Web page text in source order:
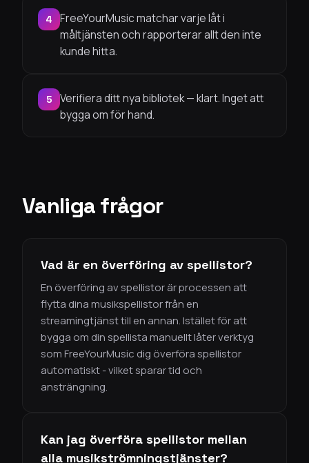
4
FreeYourMusic matchar varje låt i
måltjänsten och rapporterar allt den inte
kunde hitta.
5
Verifiera ditt nya bibliotek — klart. Inget att
bygga om för hand.
Vanliga frågor
Vad är en överföring av spellistor?
En överföring av spellistor är processen att
flytta dina musikspellistor från en
streamingtjänst till en annan. Istället för att
bygga om din spellista manuellt låter verktyg
som FreeYourMusic dig överföra spellistor
automatiskt - vilket sparar tid och
ansträngning.
Kan jag överföra spellistor mellan
alla musikströmningstjänster?